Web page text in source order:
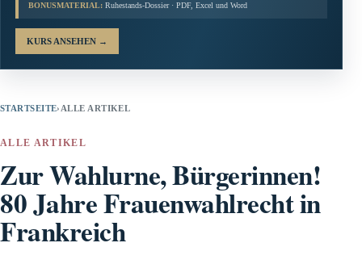
BONUSMATERIAL: Ruhestands-Dossier · PDF, Excel und Word
KURS ANSEHEN →
STARTSEITE› ALLE ARTIKEL
ALLE ARTIKEL
Zur Wahlurne, Bürgerinnen!
80 Jahre Frauenwahlrecht in
Frankreich